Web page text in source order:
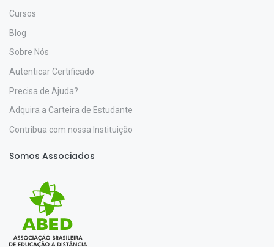
Cursos
Blog
Sobre Nós
Autenticar Certificado
Precisa de Ajuda?
Adquira a Carteira de Estudante
Contribua com nossa Instituição
Somos Associados